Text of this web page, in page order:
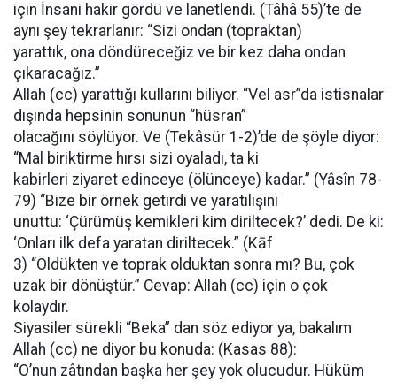
için İnsani hakir gördü ve lanetlendi. (Tâhâ 55)’te de
aynı şey tekrarlanır: “Sizi ondan (topraktan)
yarattık, ona döndüreceğiz ve bir kez daha ondan
çıkaracağız.”
Allah (cc) yarattığı kullarını biliyor. “Vel asr”da istisnalar
dışında hepsinin sonunun “hüsran”
olacağını söylüyor. Ve (Tekâsür 1-2)’de de şöyle diyor:
“Mal biriktirme hırsı sizi oyaladı, ta ki
kabirleri ziyaret edinceye (ölünceye) kadar.” (Yâsîn 78-
79) “Bize bir örnek getirdi ve yaratılışını
unuttu: ‘Çürümüş kemikleri kim diriltecek?’ dedi. De ki:
‘Onları ilk defa yaratan diriltecek.” (Kāf
3) “Öldükten ve toprak olduktan sonra mı? Bu, çok
uzak bir dönüştür.” Cevap: Allah (cc) için o çok
kolaydır.
Siyasiler sürekli “Beka” dan söz ediyor ya, bakalım
Allah (cc) ne diyor bu konuda: (Kasas 88):
“O’nun zâtından başka her şey yok olucudur. Hüküm